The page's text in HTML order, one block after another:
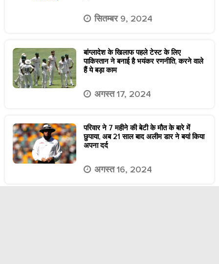
सितम्बर 9, 2024
बांग्लादेश के खिलाफ पहले टेस्ट के लिए
पाकिस्तान ने बनाई है भयंकर रणनीति, करने वाले
हैं ये बड़ा काम
अगस्त 17, 2024
परिवार ने 7 महीने की बेटी के मौत के बारे में
छुपाया, अब 21 साल बाद अलीम डार ने बयां किया
अपना दर्द
अगस्त 16, 2024